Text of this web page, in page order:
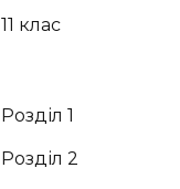
11 клас
Розділ 1
Розділ 2